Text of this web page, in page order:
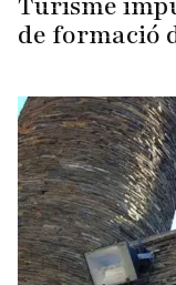
de formació